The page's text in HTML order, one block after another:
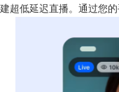
超低延迟直播。通过您